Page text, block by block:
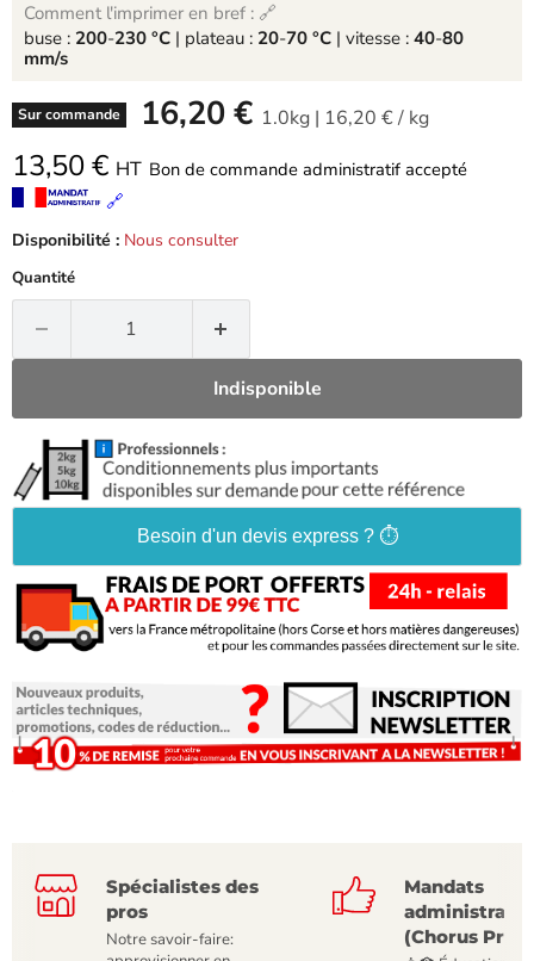
Comment l'imprimer en bref : 🔗
buse : 200-230 °C | plateau : 20-70 °C | vitesse : 40-80
mm/s
Sur commande -
16,20 € 1.0kg | 16,20 €/ kg
13,50 € HT Bon de commande administratif accepté
🔗
Disponibilité : Nous consulter
Quantité
Indisponible
Besoin d'un devis express ? ⏱️
Spécialistes des
pros
Notre savoir-faire:
Mandats
(Chorus Pro)